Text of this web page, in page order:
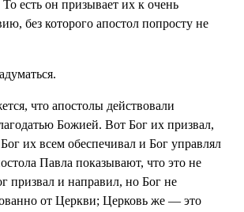
есть он призывает их к очень
без которого апостол попросту не
что апостолы действовали
Божией. Вот Бог их призвал,
их всем обеспечивал и Бог управлял
Павла показывают, что это не
призвал и направил, но Бог не
от Церкви; Церковь же — это